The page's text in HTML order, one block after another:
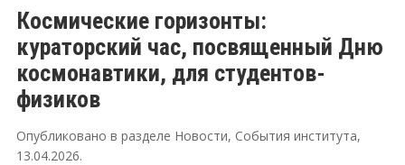
Космические горизонты:
кураторский час, посвященный Дню
космонавтики, для студентов-
физиков
Опубликовано в разделе Новости, События института,
13.04.2026.